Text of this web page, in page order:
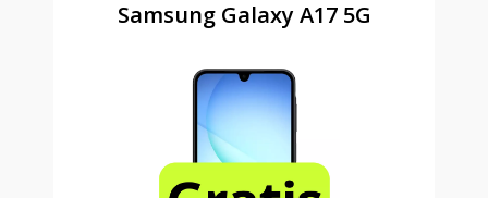
Samsung Galaxy A17 5G